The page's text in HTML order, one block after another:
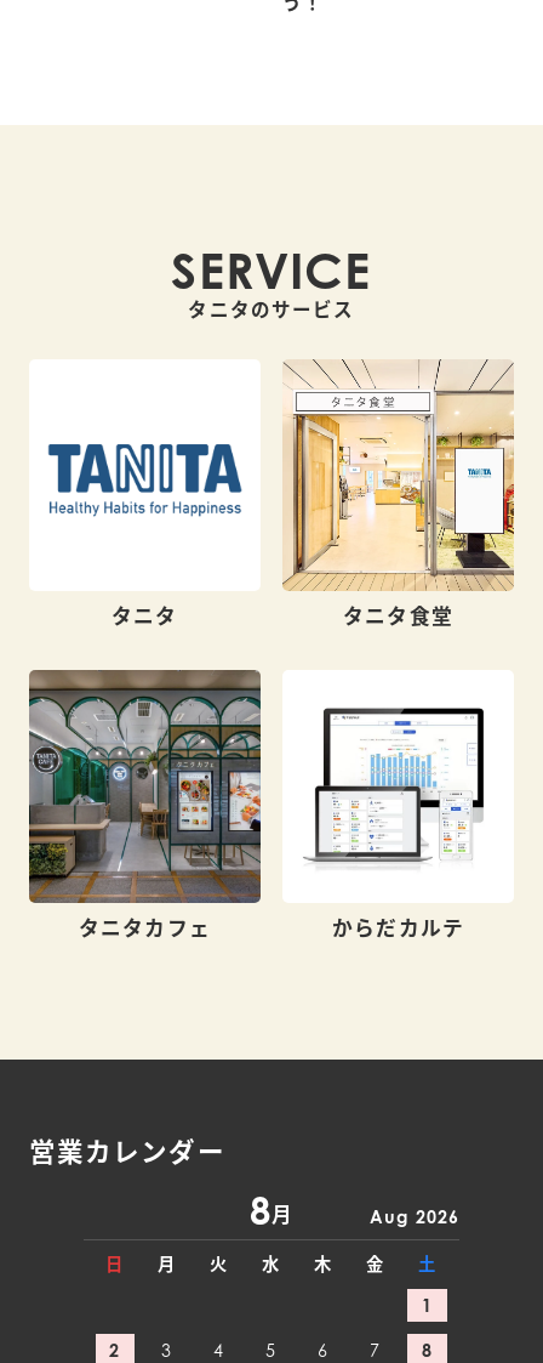
SERVICE
タニタのサービス
タニタ タニタ食堂
タニタカフェ からだカルテ
営業カレンダー
8月 Aug 2026
日 月 火 水 木 金
土
1
2 3 4 5 6 7 8